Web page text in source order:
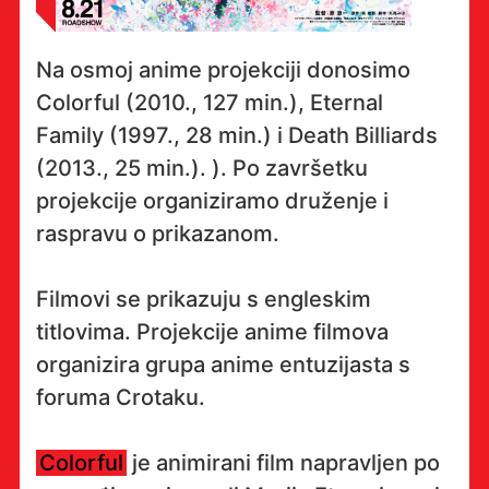
Na osmoj anime projekciji donosimo
Colorful (2010., 127 min.), Eternal
Family (1997., 28 min.) i Death Billiards
(2013., 25 min.). ). Po završetku
projekcije organiziramo druženje i
raspravu o prikazanom.
Filmovi se prikazuju s engleskim
titlovima. Projekcije anime filmova
organizira grupa anime entuzijasta s
foruma Crotaku.
Colorful je animirani film napravljen po